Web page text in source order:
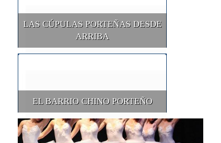
LAS CÚPULAS PORTEÑAS DESDE
ARRIBA
EL BARRIO CHINO PORTEÑO